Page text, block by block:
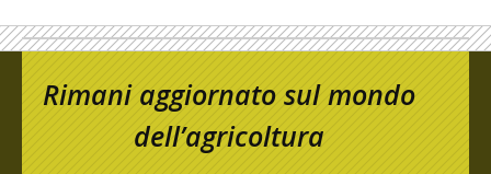
Rimani aggiornato sul mondo
dell’agricoltura